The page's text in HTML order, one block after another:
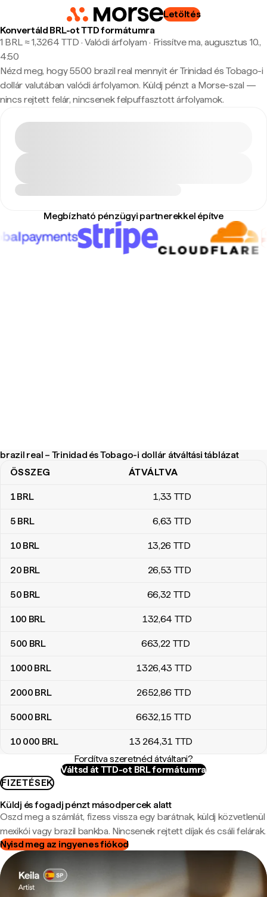
Letöltés
Konvertáld BRL-ot TTD formátumra
1 BRL ≈ 1,3264 TTD · Valódi árfolyam · Frissítve ma, augusztus 10.,
4:50
Nézd meg, hogy 5500 brazil real mennyit ér Trinidad és Tobago-i
dollár valutában valódi árfolyamon. Küldj pénzt a Morse-szal —
nincs rejtett felár, nincsenek felpuffasztott árfolyamok.
Megbízható pénzügyi partnerekkel építve
brazil real – Trinidad és Tobago-i dollár átváltási táblázat
brazil real – Trinidad és Tobago-i dollár átváltási táblázat
ÖSSZEG ÁTVÁLTVA
1BRL 1,33 TTD
5 BRL 6,63 TTD
10 BRL 13,26 TTD
20 BRL 26,53 TTD
50 BRL 66,32 TTD
100 BRL 132,64 TTD
500 BRL 663,22 TTD
1000 BRL 1326,43 TTD
2000 BRL 2652,86 TTD
5000 BRL 6632,15 TTD
10 000 BRL 13 264,31 TTD
Fordítva szeretnéd átváltani?
Váltsd át TTD-ot BRL formátumra
FIZETÉSEK
Küldj és fogadj pénzt másodpercek alatt
Oszd meg a számlát, fizess vissza egy barátnak, küldj közvetlenül
mexikói vagy brazil bankba. Nincsenek rejtett díjak és csáli felárak.
Nyisd meg az ingyenes fiókod